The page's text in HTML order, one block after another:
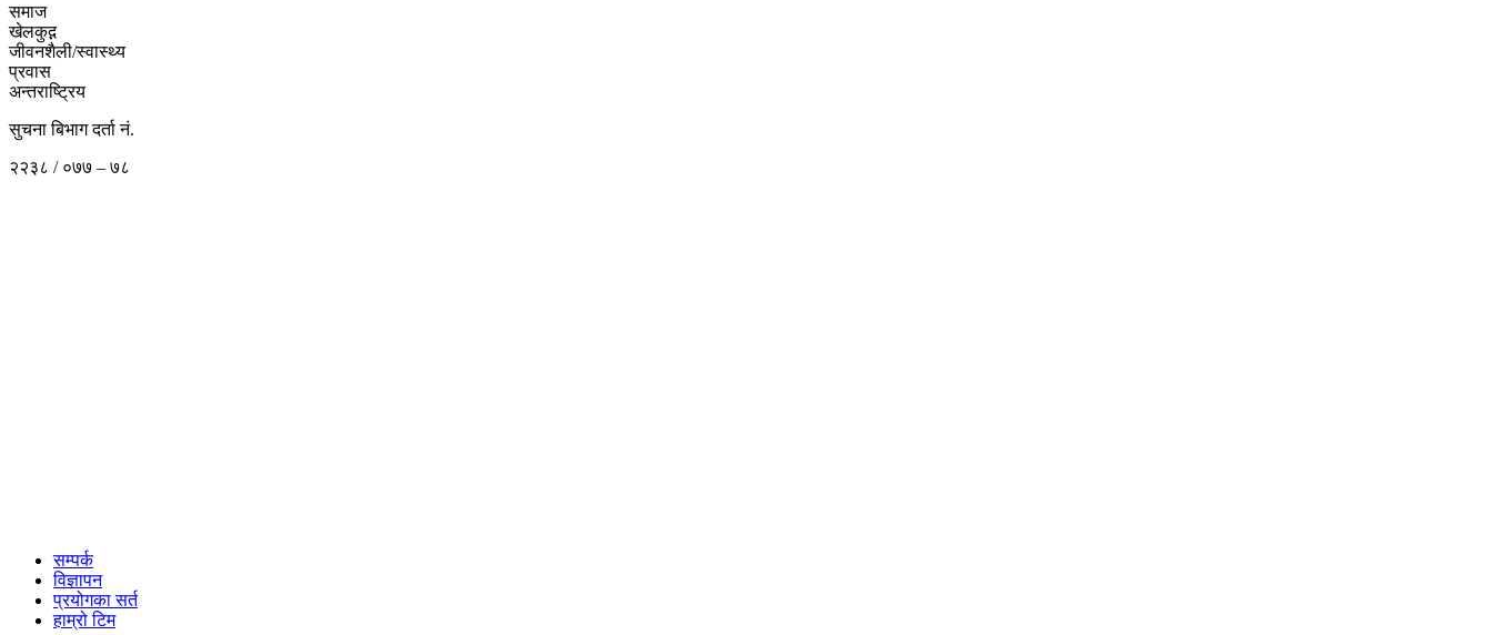
समाज
खेलकुद़़
जीवनशैली/स्वास्थ्य
प्रवास
अन्तराष्ट्रिय
सुचना बिभाग दर्ता नं.
२२३८ / ०७७ – ७८
सम्पर्क
विज्ञापन
प्रयोगका सर्त
हाम्रो टिम